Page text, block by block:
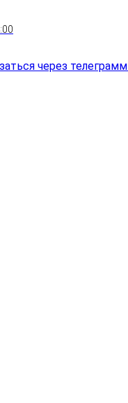
через телеграмм